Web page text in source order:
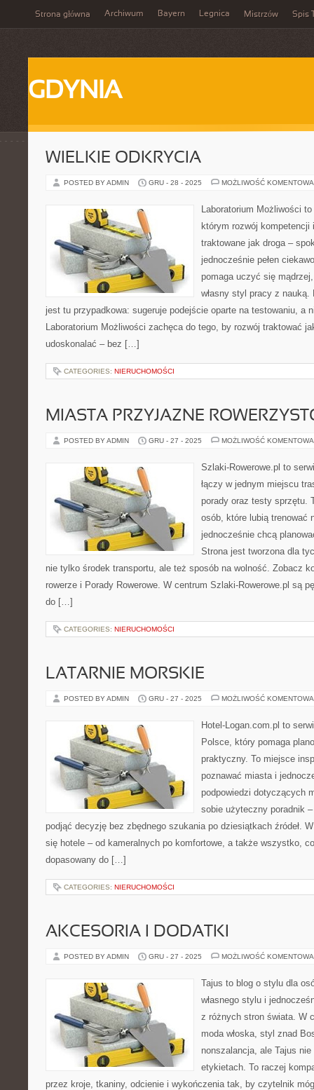
Strona główna Archiwum Bayern Legnica Mistrzów Spis
GDYNIA
WIELKIE ODKRYCIA
POSTED BY ADMIN GRU - 28 - 2025 MOŻLIWOŚĆ
Laboratorium Możliwości
którym rozwój
traktowane jak droga –
jednocześnie pełen
pomaga uczyć się
własny styl pracy z nauką.
jest tu przypadkowa: sugeruje podejście oparte na testowaniu, a
Laboratorium Możliwości zachęca do tego, by rozwój traktować
udoskonalać – bez […]
CATEGORIES: NIERUCHOMOŚCI
MIASTA PRZYJAZNE
POSTED BY ADMIN GRU - 27 - 2025 MOŻLIWOŚĆ
Szlaki-Rowerowe.pl to
łączy w jednym miejscu
porady oraz testy sprzętu.
osób, które lubią trenować
jednocześnie chcą
Strona jest tworzona dla
nie tylko środek transportu, ale też sposób na wolność. Zobacz
rowerze i Porady Rowerowe. W centrum Szlaki-Rowerowe.pl są
do […]
CATEGORIES: NIERUCHOMOŚCI
LATARNIE MORSKIE
POSTED BY ADMIN GRU - 27 - 2025 MOŻLIWOŚĆ
Hotel-Logan.com.pl to
Polsce, który pomaga
praktyczny. To miejsce
poznawać miasta i
podpowiedzi dotyczących
sobie użyteczny poradnik
podjąć decyzję bez zbędnego szukania po dziesiątkach źródeł.
się hotele – od kameralnych po komfortowe, a także wszystko,
dopasowany do […]
CATEGORIES: NIERUCHOMOŚCI
AKCESORIA I DODATKI
POSTED BY ADMIN GRU - 27 - 2025 MOŻLIWOŚĆ
Tajus to blog o stylu dla
własnego stylu i
z różnych stron świata. W
moda włoska, styl znad
nonszalancja, ale Tajus
etykietach. To raczej
przez kroje, tkaniny, odcienie i wykończenia tak, by czytelnik